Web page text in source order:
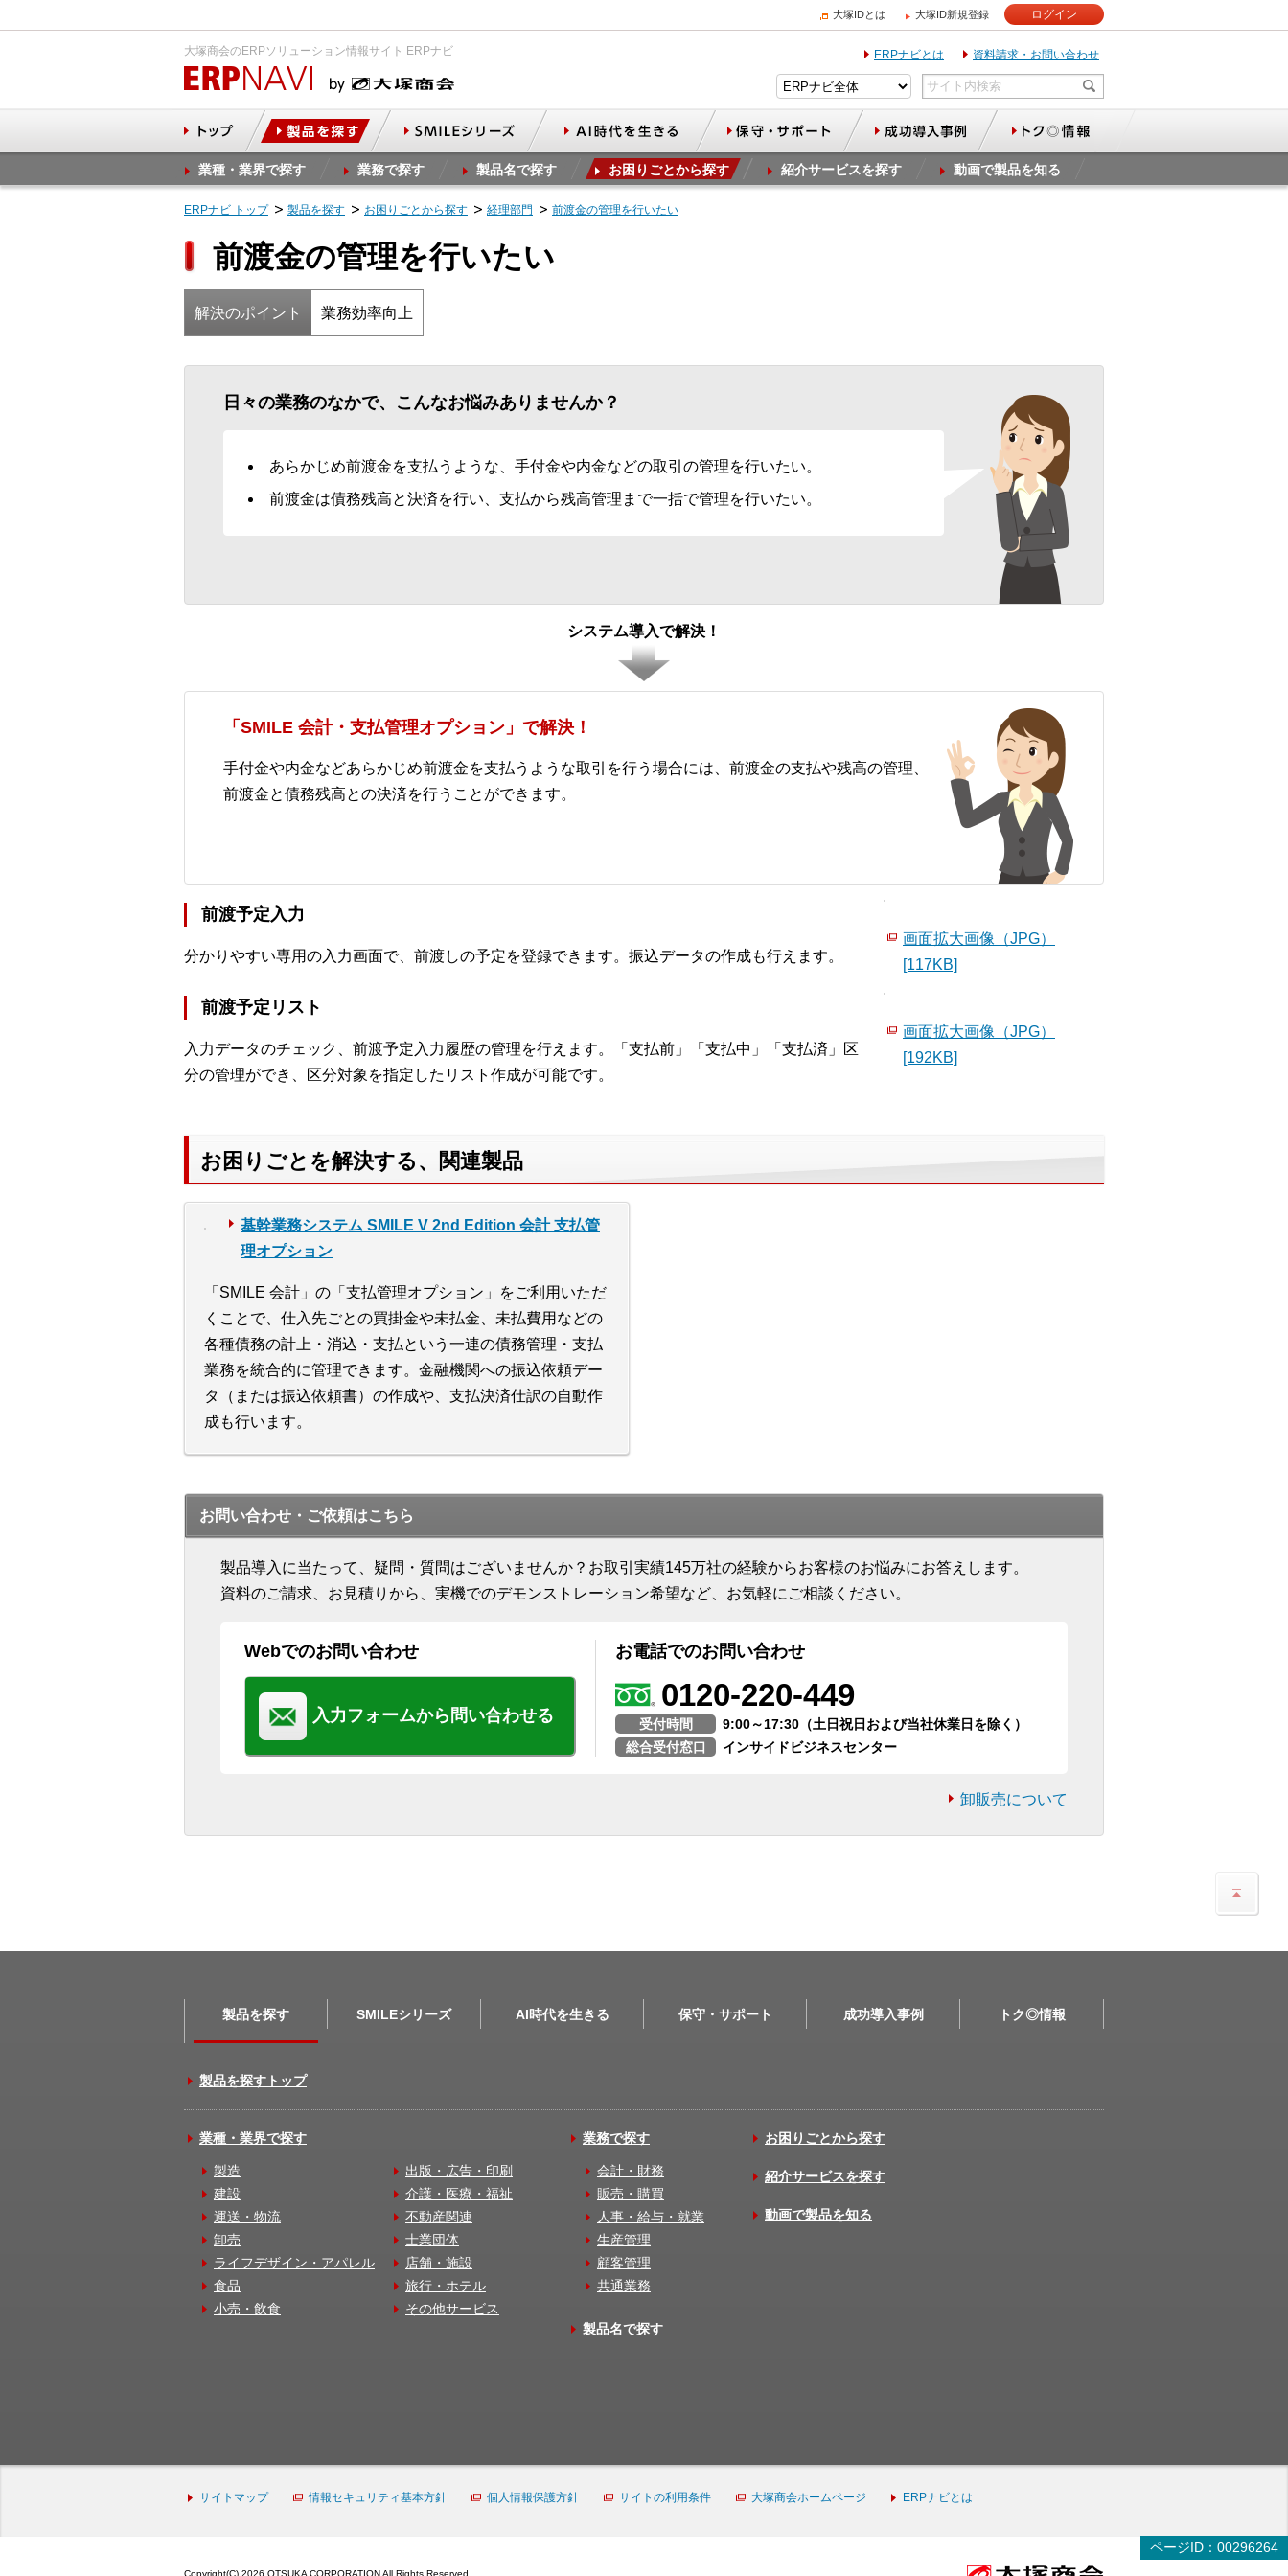
大塚IDとは 大塚ID新規登録 ログイン
大塚商会のERPソリューション情報サイト ERPナビ ERPナビとは 資料請求・お問い合わせ
業種・業界で探す 業務で探す 製品名で探す お困りごとから探す 紹介サービスを探す 動画で製品を知る
ERPナビ トップ 製品を探す お困りごとから探す 経理部門 前渡金の管理を行いたい
前渡金の管理を行いたい
解決のポイント 業務効率向上
日々の業務のなかで、こんなお悩みありませんか？
あらかじめ前渡金を支払うような、手付金や内金などの取引の管理を行いたい。
前渡金は債務残高と決済を行い、支払から残高管理まで一括で管理を行いたい。
システム導入で解決！
「SMILE 会計・支払管理オプション」で解決！
手付金や内金などあらかじめ前渡金を支払うような取引を行う場合には、前渡金の支払や残高の管理、
前渡金と債務残高との決済を行うことができます。
前渡予定入力
分かりやすい専用の入力画面で、前渡しの予定を登録できます。振込データの作成も行えます。
画面拡大画像（JPG）
[117KB]
前渡予定リスト
入力データのチェック、前渡予定入力履歴の管理を行えます。「支払前」「支払中」「支払済」区
分の管理ができ、区分対象を指定したリスト作成が可能です。
画面拡大画像（JPG）
[192KB]
お困りごとを解決する、関連製品
基幹業務システム SMILE V 2nd Edition 会計 支払管
理オプション
「SMILE 会計」の「支払管理オプション」をご利用いただ
くことで、仕入先ごとの買掛金や未払金、未払費用などの
各種債務の計上・消込・支払という一連の債務管理・支払
業務を統合的に管理できます。金融機関への振込依頼デー
タ（または振込依頼書）の作成や、支払決済仕訳の自動作
成も行います。
お問い合わせ・ご依頼はこちら
製品導入に当たって、疑問・質問はございませんか？お取引実績145万社の経験からお客様のお悩みにお答えします。
資料のご請求、お見積りから、実機でのデモンストレーション希望など、お気軽にご相談ください。
Webでのお問い合わせ
入力フォームから問い合わせる
お電話でのお問い合わせ
0120-220-449
受付時間
9:00～17:30（土日祝日および当社休業日を除く）
総合受付窓口
インサイドビジネスセンター
卸販売について
ページID：00296264
製品を探す SMILEシリーズ AI時代を生きる 保守・サポート 成功導入事例 トク◎情報
製品を探すトップ
業種・業界で探す
製造
建設
運送・物流
卸売
ライフデザイン・アパレル
食品
小売・飲食
出版・広告・印刷
介護・医療・福祉
不動産関連
士業団体
店舗・施設
旅行・ホテル
その他サービス
業務で探す
会計・財務
販売・購買
人事・給与・就業
生産管理
顧客管理
共通業務
製品名で探す
お困りごとから探す
紹介サービスを探す
動画で製品を知る
サイトマップ 情報セキュリティ基本方針 個人情報保護方針 サイトの利用条件 大塚商会ホームページ ERPナビとは
Copyright(C) 2026 OTSUKA CORPORATION All Rights Reserved.